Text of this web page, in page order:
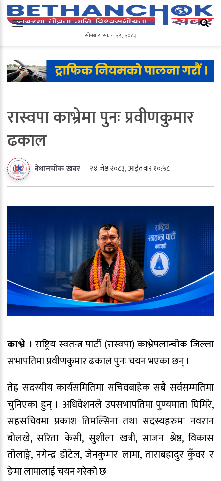
सोमबार,साउन २५,२०८३
सोमबार,साउन २५, २०८३
रास्वपा काभ्रेमा पुनः प्रवीणकुमार
ढकाल
बेथानचोक खबर २४ जेष्ठ २०८३, आईतवार १०:५८
काभ्रे । राष्ट्रिय स्वतन्त्र पार्टी (रास्वपा) काभ्रेपलान्चोक जिल्ला
सभापतिमा प्रवीणकुमार ढकाल पुनः चयन भएका छन् ।
तेह्र सदस्यीय कार्यसमितिमा सचिवबाहेक सबै सर्वसम्मतिमा
चुनिएका हुन् । अधिवेशनले उपसभापतिमा पुण्यमाता घिमिरे,
सहसचिवमा प्रकाश तिमल्सिना तथा सदस्यहरुमा नवरान
बोलखे, सरिता केसी, सुशीला खत्री, साजन श्रेष्ठ, विकास
तोलाङ्गे, नगेन्द्र डोटेल, जेनकुमार लामा, ताराबहादुर कुँवर र
ङेमा लामालाई चयन गरेको छ ।